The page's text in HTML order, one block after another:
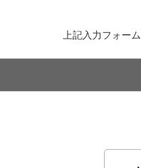
上記入力フォー